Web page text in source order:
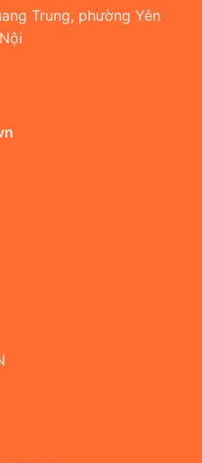
Trung, phường Yên